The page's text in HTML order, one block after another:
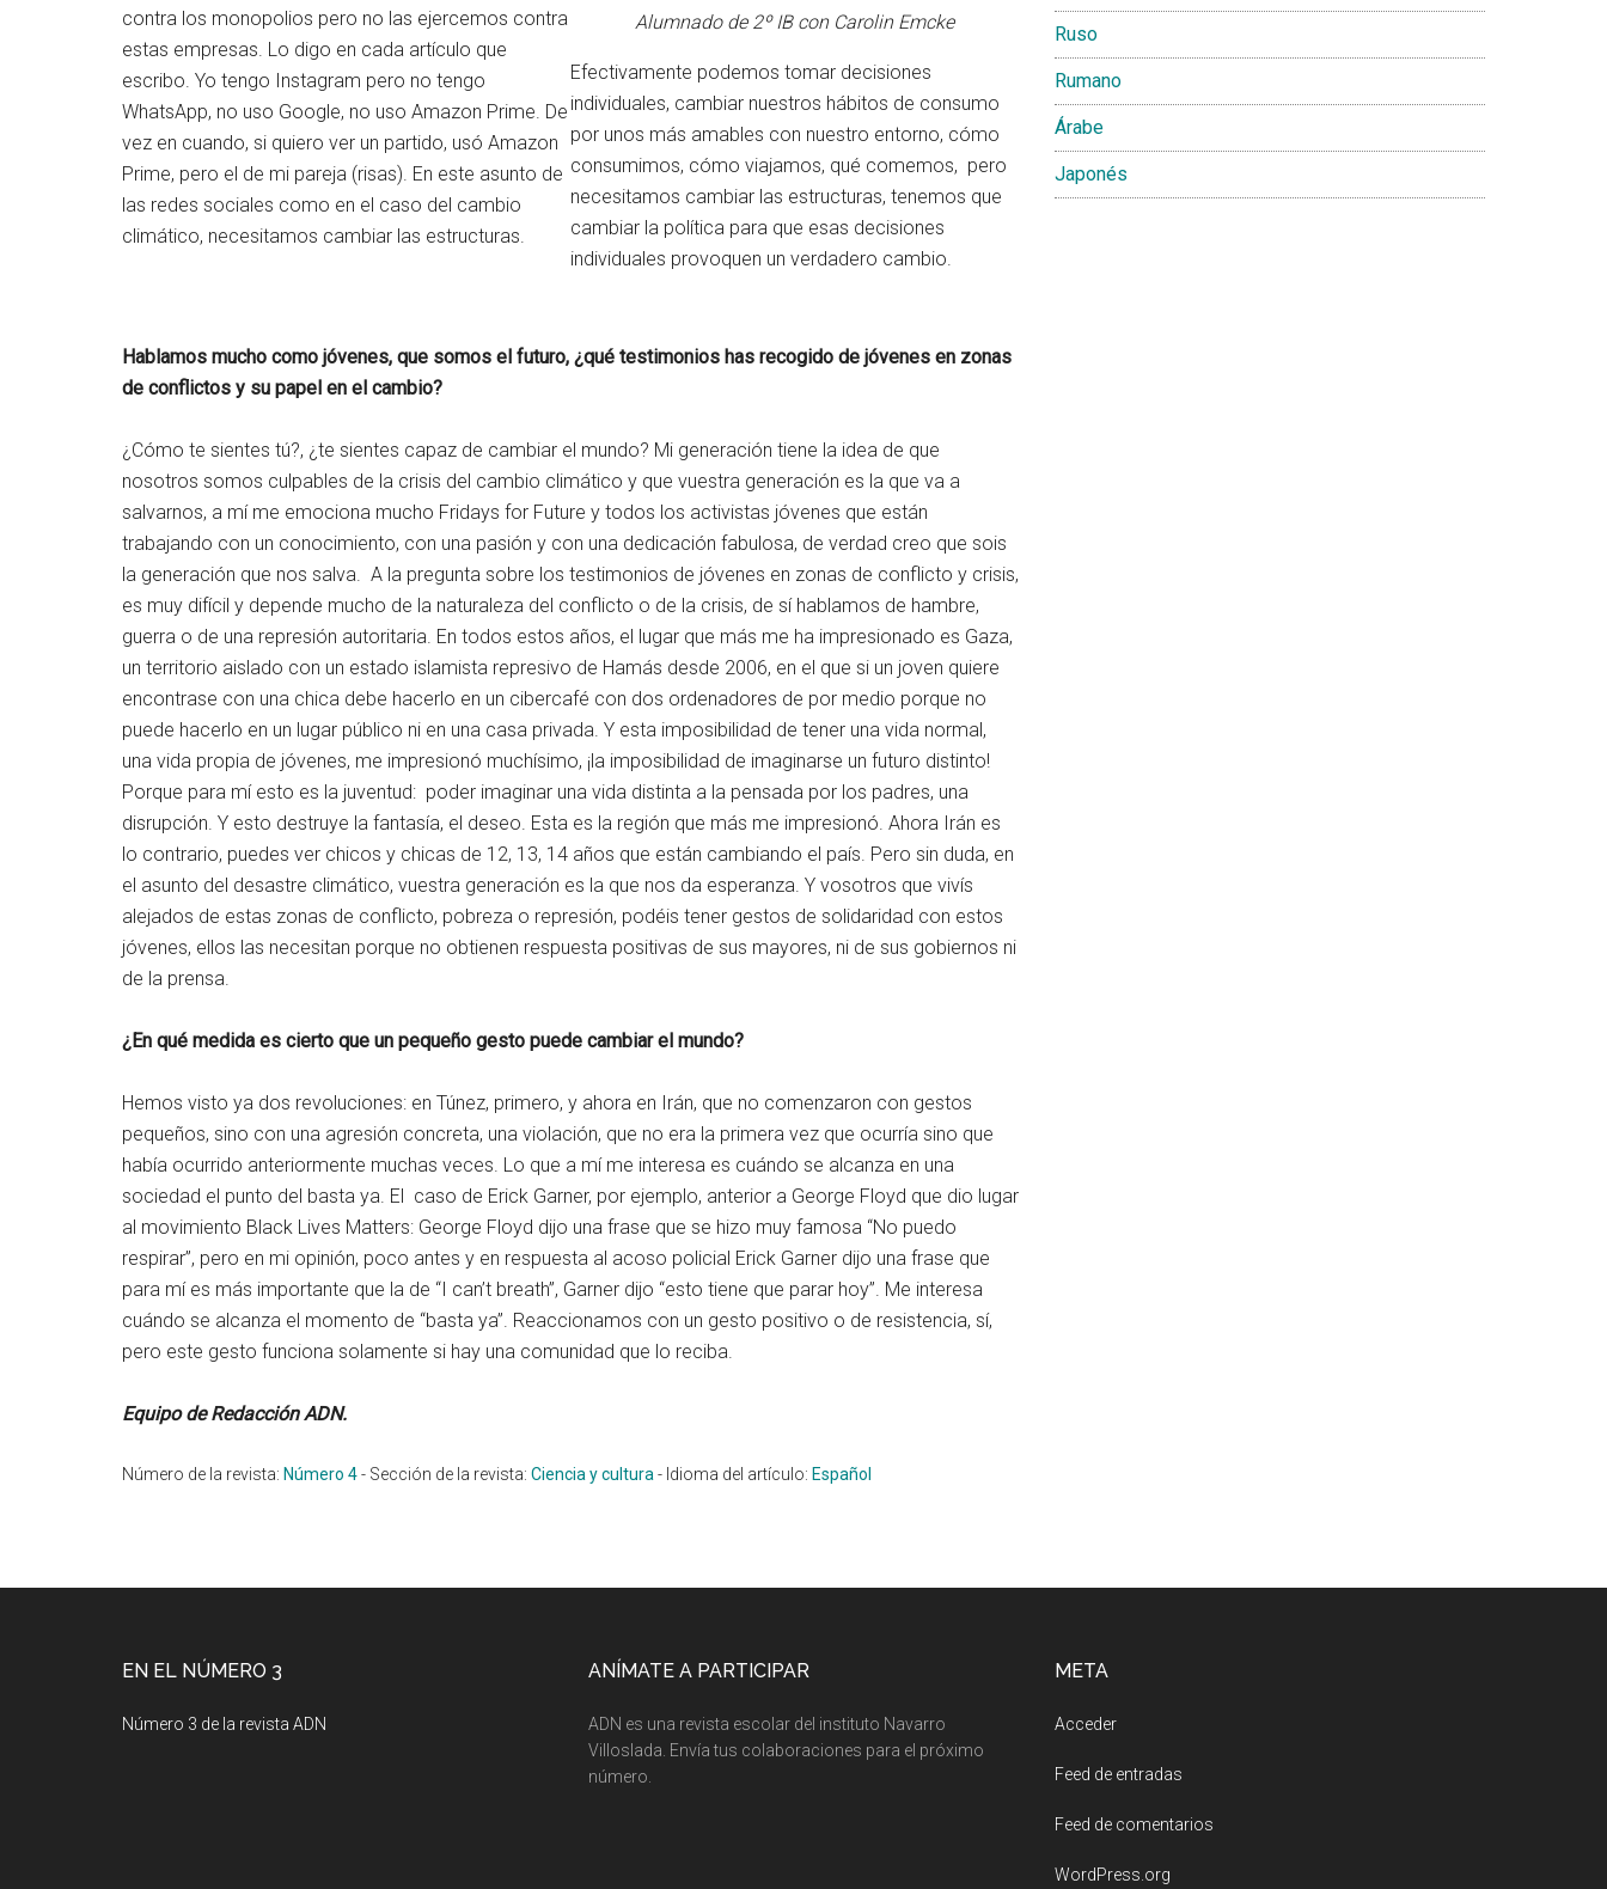
contra los monopolios pero no las ejercemos contra
estas empresas. Lo digo en cada artículo que
escribo. Yo tengo Instagram pero no tengo
WhatsApp, no uso Google, no uso Amazon Prime. De
vez en cuando, si quiero ver un partido, usó Amazon
Prime, pero el de mi pareja (risas). En este asunto de
las redes sociales como en el caso del cambio
climático, necesitamos cambiar las estructuras.
Alumnado de 2º IB con Carolin Emcke
Efectivamente podemos tomar decisiones
individuales, cambiar nuestros hábitos de consumo
por unos más amables con nuestro entorno, cómo
consumimos, cómo viajamos, qué comemos, pero
necesitamos cambiar las estructuras, tenemos que
cambiar la política para que esas decisiones
individuales provoquen un verdadero cambio.
Hablamos mucho como jóvenes, que somos el futuro, ¿qué testimonios has recogido de jóvenes en zonas
de conflictos y su papel en el cambio?
¿Cómo te sientes tú?, ¿te sientes capaz de cambiar el mundo? Mi generación tiene la idea de que
nosotros somos culpables de la crisis del cambio climático y que vuestra generación es la que va a
salvarnos, a mí me emociona mucho Fridays for Future y todos los activistas jóvenes que están
trabajando con un conocimiento, con una pasión y con una dedicación fabulosa, de verdad creo que sois
la generación que nos salva. A la pregunta sobre los testimonios de jóvenes en zonas de conflicto y crisis,
es muy difícil y depende mucho de la naturaleza del conflicto o de la crisis, de sí hablamos de hambre,
guerra o de una represión autoritaria. En todos estos años, el lugar que más me ha impresionado es Gaza,
un territorio aislado con un estado islamista represivo de Hamás desde 2006, en el que si un joven quiere
encontrase con una chica debe hacerlo en un cibercafé con dos ordenadores de por medio porque no
puede hacerlo en un lugar público ni en una casa privada. Y esta imposibilidad de tener una vida normal,
una vida propia de jóvenes, me impresionó muchísimo, ¡la imposibilidad de imaginarse un futuro distinto!
Porque para mí esto es la juventud: poder imaginar una vida distinta a la pensada por los padres, una
disrupción. Y esto destruye la fantasía, el deseo. Esta es la región que más me impresionó. Ahora Irán es
lo contrario, puedes ver chicos y chicas de 12, 13, 14 años que están cambiando el país. Pero sin duda, en
el asunto del desastre climático, vuestra generación es la que nos da esperanza. Y vosotros que vivís
alejados de estas zonas de conflicto, pobreza o represión, podéis tener gestos de solidaridad con estos
jóvenes, ellos las necesitan porque no obtienen respuesta positivas de sus mayores, ni de sus gobiernos ni
de la prensa.
¿En qué medida es cierto que un pequeño gesto puede cambiar el mundo?
Hemos visto ya dos revoluciones: en Túnez, primero, y ahora en Irán, que no comenzaron con gestos
pequeños, sino con una agresión concreta, una violación, que no era la primera vez que ocurría sino que
había ocurrido anteriormente muchas veces. Lo que a mí me interesa es cuándo se alcanza en una
sociedad el punto del basta ya. El caso de Erick Garner, por ejemplo, anterior a George Floyd que dio lugar
al movimiento Black Lives Matters: George Floyd dijo una frase que se hizo muy famosa “No puedo
respirar”, pero en mi opinión, poco antes y en respuesta al acoso policial Erick Garner dijo una frase que
para mí es más importante que la de “I can’t breath”, Garner dijo “esto tiene que parar hoy”. Me interesa
cuándo se alcanza el momento de “basta ya”. Reaccionamos con un gesto positivo o de resistencia, sí,
pero este gesto funciona solamente si hay una comunidad que lo reciba.
Equipo de Redacción ADN.
Número de la revista: Número 4- Sección de la revista: Ciencia y cultura - Idioma del artículo: Español
Ruso
Rumano
Árabe
Japonés
EN EL NÚMERO 3
Número 3 de la revista ADN
ANÍMATE A PARTICIPAR
ADN es una revista escolar del instituto Navarro
Villoslada. Envía tus colaboraciones para el próximo
número.
META
Acceder
Feed de entradas
Feed de comentarios
WordPress.org